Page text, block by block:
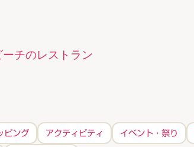
チのレストラン
ピング アクティビティ イベント・祭り